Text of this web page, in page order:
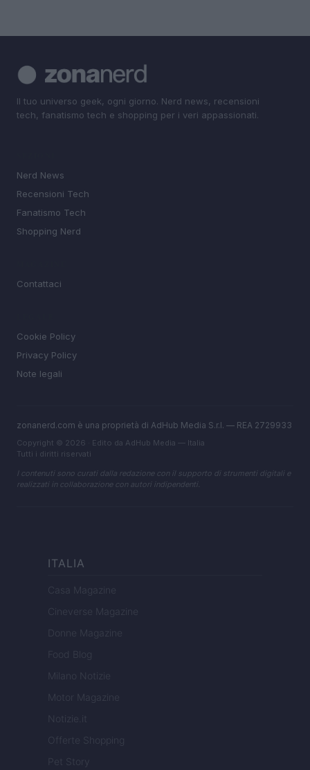
Il tuo universo geek, ogni giorno. Nerd news, recensioni
tech, fanatismo tech e shopping per i veri appassionati.
Nerd News
Recensioni Tech
Fanatismo Tech
Shopping Nerd
Contattaci
Cookie Policy
Privacy Policy
Note legali
zonanerd.com è una proprietà di AdHub Media S.r.l. — REA 2729933
Copyright © 2026 · Edito da AdHub Media — Italia
Tutti i diritti riservati
I contenuti sono curati dalla redazione con il supporto di strumenti digitali e
realizzati in collaborazione con autori indipendenti.
ITALIA
Casa Magazine
Cineverse Magazine
Donne Magazine
Food Blog
Milano Notizie
Motor Magazine
Notizie.it
Offerte Shopping
Pet Story